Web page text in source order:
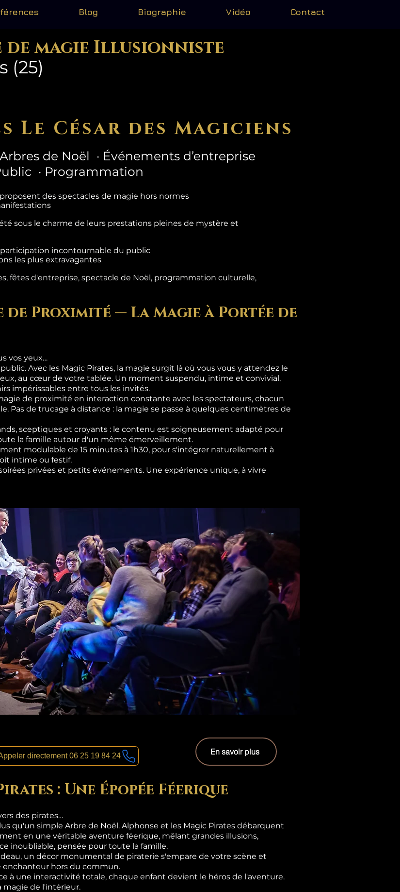
Blog Biographie Vidéo Contact
de magie Illusionniste
(25)
Le César des Magiciens
de Noël · Événements d’entreprise
· Programmation
des spectacles de magie hors normes
sous le charme de leurs prestations pleines de mystère et
incontournable du public
les plus extravagantes
fêtes d'entreprise, spectacle de Noël, programmation culturelle,
de Proximité — La Magie à Portée de
vos yeux…
Avec les Magic Pirates, la magie surgit là où vous vous y attendez le
au cœur de votre tablée. Un moment suspendu, intime et convivial,
impérissables entre tous les invités.
de proximité en interaction constante avec les spectateurs, chacun
Pas de trucage à distance : la magie se passe à quelques centimètres de
sceptiques et croyants : le contenu est soigneusement adapté pour
la famille autour d'un même émerveillement.
modulable de 15 minutes à 1h30, pour s'intégrer naturellement à
intime ou festif.
privées et petits événements. Une expérience unique, à vivre
directement 06 25 19 84 24 En savoir plus
: Une Épopée Féerique
des pirates…
qu'un simple Arbre de Noël. Alphonse et les Magic Pirates débarquent
en une véritable aventure féerique, mêlant grandes illusions,
inoubliable, pensée pour toute la famille.
un décor monumental de piraterie s'empare de votre scène et
hors du commun.
à une interactivité totale, chaque enfant devient le héros de l'aventure.
magie de l'intérieur.